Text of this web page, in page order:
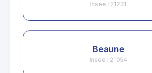
Insee : 21231
Beaune
Insee : 21054